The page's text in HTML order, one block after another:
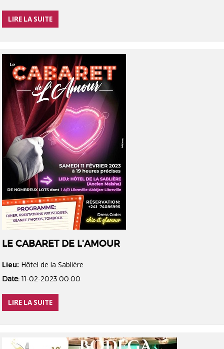
LIRE LA SUITE
LE CABARET DE L'AMOUR
Lieu: Hôtel de la Sablière
Date: 11-02-2023 00:00
LIRE LA SUITE